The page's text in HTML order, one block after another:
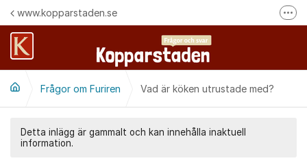
Hoppa till innehåll
www.kopparstaden.se
Häng med oss på Facebook
Felanmälan
Följ oss på Instagram
Frågor om Furiren Vad är köken utrustade med?
Detta inlägg är gammalt och kan innehålla inaktuell
information.